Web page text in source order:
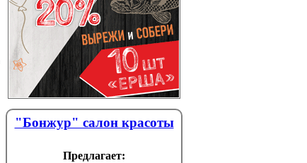
"Бонжур" салон красоты
Предлагает: